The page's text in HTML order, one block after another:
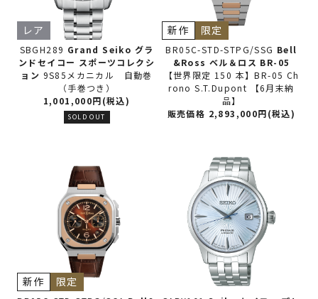
SBGH289 Grand Seiko グラ
ンドセイコー スポーツコレクシ
ョン 9S85メカニカル 自動巻
（手巻つき）
レア
1,001,000円(税込)
SOLD OUT
BR05C-STD-STPG/SSG Bell
&Ross ベル＆ロス BR-05
【世界限定 150 本】BR-05 Ch
rono S.T.Dupont 【6月末納
品】
新作 限定
販売価格 2,893,000円(税込)
新作 限定